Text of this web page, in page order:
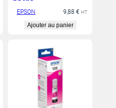
EPSON 9,88 € HT
Ajouter au panier